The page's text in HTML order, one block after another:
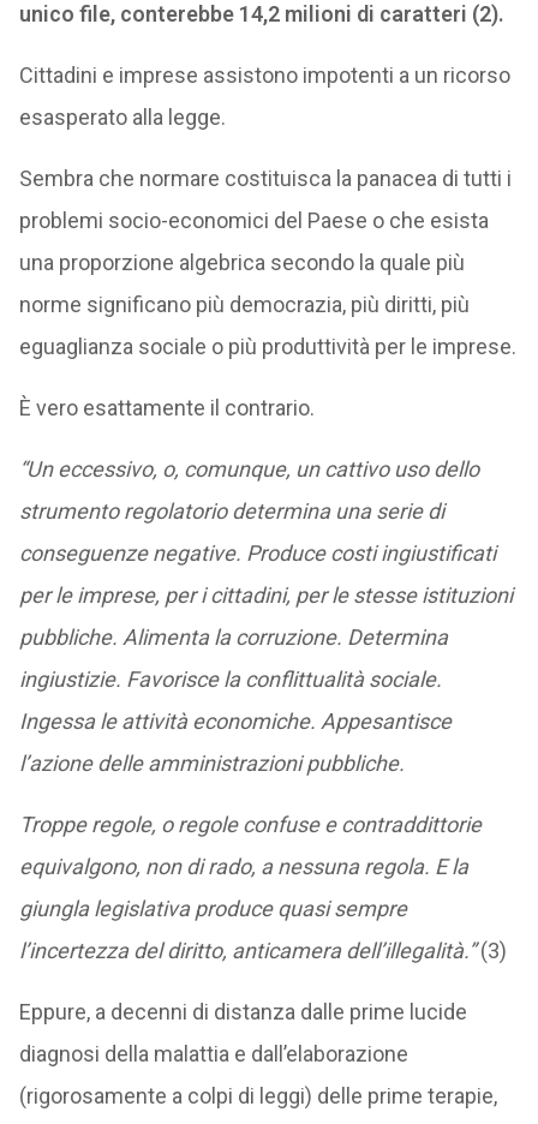
unico file, conterebbe 14,2 milioni di caratteri (2).
Cittadini e imprese assistono impotenti a un ricorso
esasperato alla legge.
Sembra che normare costituisca la panacea di tutti i
problemi socio-economici del Paese o che esista
una proporzione algebrica secondo la quale più
norme significano più democrazia, più diritti, più
eguaglianza sociale o più produttività per le imprese.
È vero esattamente il contrario.
“Un eccessivo, o, comunque, un cattivo uso dello
strumento regolatorio determina una serie di
conseguenze negative. Produce costi ingiustificati
per le imprese, per i cittadini, per le stesse istituzioni
pubbliche. Alimenta la corruzione. Determina
ingiustizie. Favorisce la conflittualità sociale.
Ingessa le attività economiche. Appesantisce
l’azione delle amministrazioni pubbliche.
Troppe regole, o regole confuse e contraddittorie
equivalgono, non di rado, a nessuna regola. E la
giungla legislativa produce quasi sempre
l’incertezza del diritto, anticamera dell’illegalità.”(3)
Eppure, a decenni di distanza dalle prime lucide
diagnosi della malattia e dall’elaborazione
(rigorosamente a colpi di leggi) delle prime terapie,